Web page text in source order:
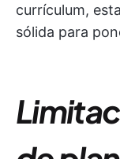
currículum,
sólida para